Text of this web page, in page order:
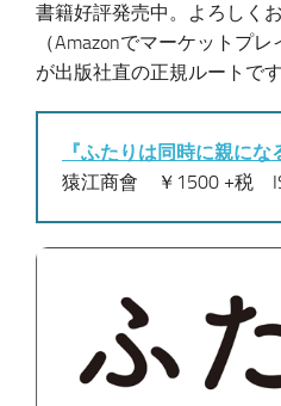
書籍好評発売中。よろしく
（Amazonでマーケットプ
が出版社直の正規ルートで
『ふたりは同時に親に
猿江商會 ￥1500 +税